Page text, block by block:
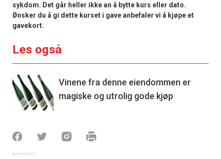
sykdom. Det går heller ikke an å bytte kurs eller dato.
Ønsker du å gi dette kurset i gave anbefaler vi å kjøpe et
gavekort.
Les også
Vinene fra denne eiendommen er
magiske og utrolig gode kjøp